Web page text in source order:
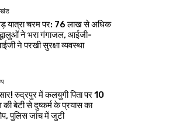
यात्रा चरम पर: 76 लाख से अधिक
ने भरा गंगाजल, आईजी-
ने परखी सुरक्षा व्यवस्था
रुद्रपुर में कलयुगी पिता पर 10
की बेटी से दुष्कर्म के प्रयास का
पुलिस जांच में जुटी